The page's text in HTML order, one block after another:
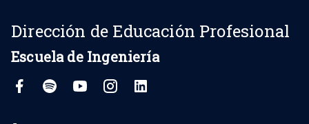
Dirección de Educación Profesional
Escuela de Ingeniería